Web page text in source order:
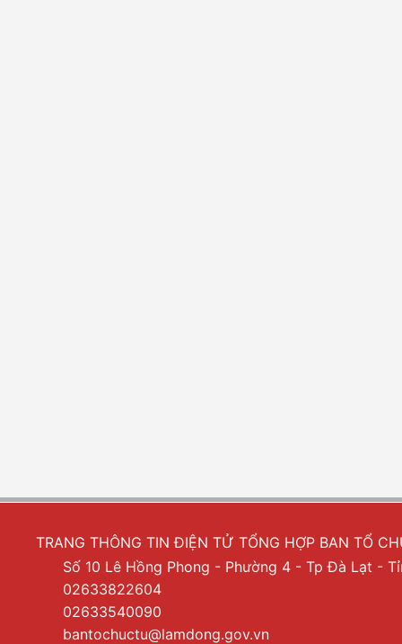
TRANG THÔNG TIN ĐIỆN TỬ TỔNG HỢP BAN TỔ
Số 10 Lê Hồng Phong - Phường 4 - Tp Đà Lạt -
02633822604
02633540090
bantochuctu@lamdong.gov.vn